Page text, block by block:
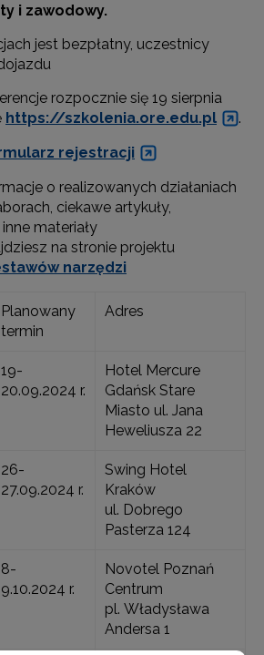
i zawodowy.
jest bezpłatny, uczestnicy
rozpocznie się 19 sierpnia
https://szkolenia.ore.edu.pl
.
rejestracji
o realizowanych działaniach
ciekawe artykuły,
materiały
na stronie projektu
narzędzi
Planowany
termin
Adres
19-
20.09.2024 r.
Hotel Mercure
Gdańsk Stare
Miasto ul. Jana
Heweliusza 22
26-
27.09.2024 r.
Swing Hotel
Kraków
ul. Dobrego
Pasterza 124
8-
9.10.2024 r.
Novotel Poznań
Centrum
pl. Władysława
Andersa 1